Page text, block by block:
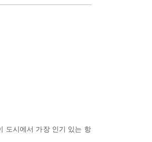
도시에서 가장 인기 있는 항